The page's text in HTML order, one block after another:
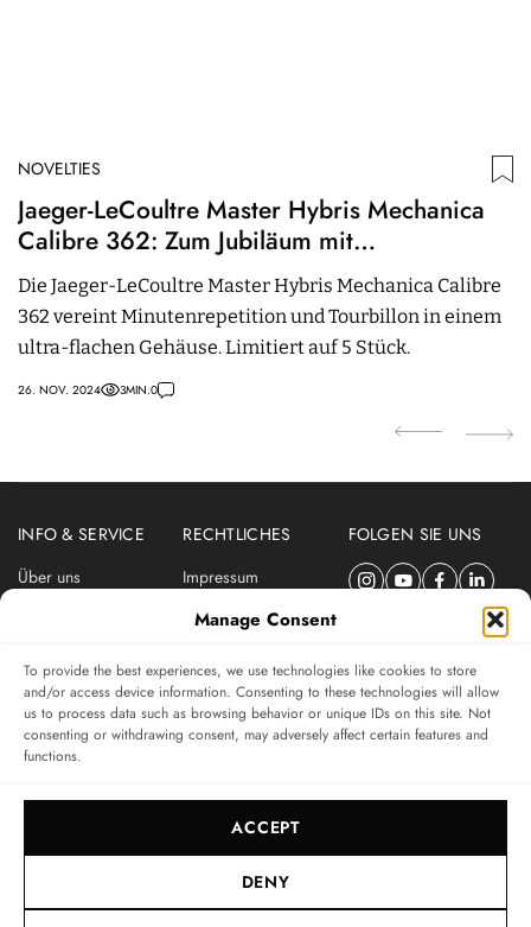
Manage Consent
To provide the best experiences, we use technologies like cookies to store
and/or access device information. Consenting to these technologies will allow
us to process data such as browsing behavior or unique IDs on this site. Not
consenting or withdrawing consent, may adversely affect certain features and
functions.
ACCEPT
DENY
NOVELTIES
Jaeger-LeCoultre Master Hybris Mechanica
Calibre 362: Zum Jubiläum mit
mitternachtsblauem Zifferblatt
Die Jaeger-LeCoultre Master Hybris Mechanica Calibre
362 vereint Minutenrepetition und Tourbillon in einem
ultra-flachen Gehäuse. Limitiert auf 5 Stück.
26. NOV. 2024 3MIN.0
INFO & SERVICE
Über uns
RECHTLICHES
Impressum
Datenschutzerklärung
FOLGEN SIE UNS
ABONNIEREN SIE DEN SWISSWATCHES NEWSLETTER
Das unabhängige Magazin für Uhren-Connaisseurs
SUBSCRIBE